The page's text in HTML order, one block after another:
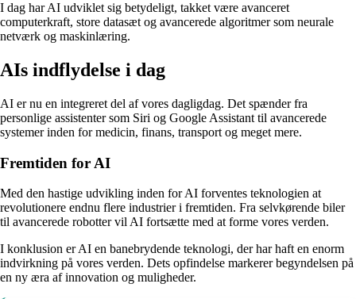
I dag har AI udviklet sig betydeligt, takket være avanceret
computerkraft, store datasæt og avancerede algoritmer som neurale
netværk og maskinlæring.
AIs indflydelse i dag
AI er nu en integreret del af vores dagligdag. Det spænder fra
personlige assistenter som Siri og Google Assistant til avancerede
systemer inden for medicin, finans, transport og meget mere.
Fremtiden for AI
Med den hastige udvikling inden for AI forventes teknologien at
revolutionere endnu flere industrier i fremtiden. Fra selvkørende biler
til avancerede robotter vil AI fortsætte med at forme vores verden.
I konklusion er AI en banebrydende teknologi, der har haft en enorm
indvirkning på vores verden. Dets opfindelse markerer begyndelsen på
en ny æra af innovation og muligheder.